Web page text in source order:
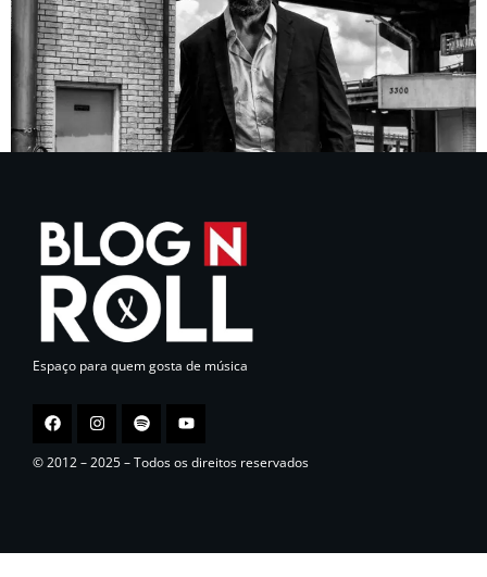
Espaço para quem gosta de música
© 2012 – 2025 – Todos os direitos reservados